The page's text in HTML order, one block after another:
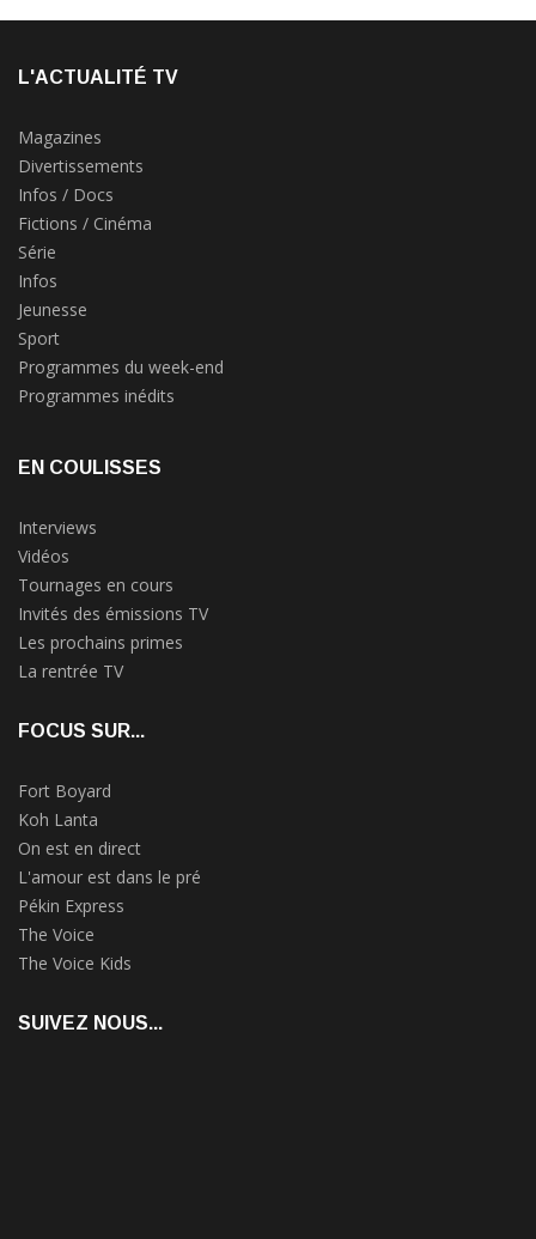
L'ACTUALITÉ TV
Magazines
Divertissements
Infos / Docs
Fictions / Cinéma
Série
Infos
Jeunesse
Sport
Programmes du week-end
Programmes inédits
EN COULISSES
Interviews
Vidéos
Tournages en cours
Invités des émissions TV
Les prochains primes
La rentrée TV
FOCUS SUR...
Fort Boyard
Koh Lanta
On est en direct
L'amour est dans le pré
Pékin Express
The Voice
The Voice Kids
SUIVEZ NOUS...